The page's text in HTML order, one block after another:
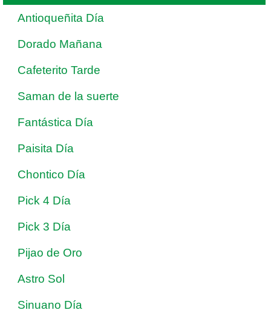
Antioqueñita Día
Dorado Mañana
Cafeterito Tarde
Saman de la suerte
Fantástica Día
Paisita Día
Chontico Día
Pick 4 Día
Pick 3 Día
Pijao de Oro
Astro Sol
Sinuano Día